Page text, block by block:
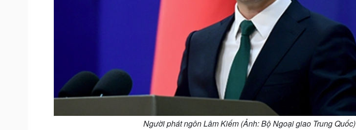
Người phát ngôn Lâm Kiếm (Ảnh: Bộ Ngoại giao Trung Quốc)